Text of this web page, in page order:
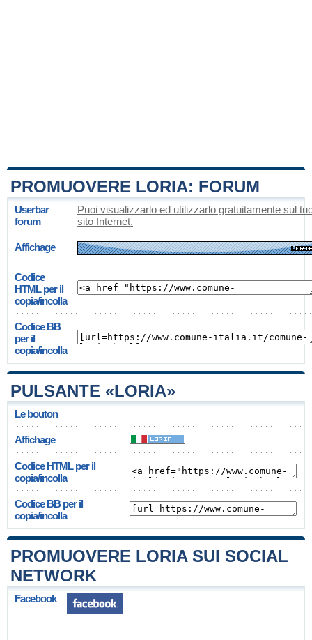
PROMUOVERE LORIA: FORUM
Userbar
forum
Puoi visualizzarlo ed utilizzarlo gratuitamente sul
sito Internet.
Affichage
Codice
HTML per il
copia/incolla
Codice BB
per il
copia/incolla
PULSANTE «LORIA»
Le bouton
Affichage
Codice HTML per il
copia/incolla
Codice BB per il
copia/incolla
PROMUOVERE LORIA SUI SOCIAL
NETWORK
Facebook